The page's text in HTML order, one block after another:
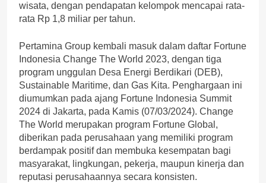
wisata, dengan pendapatan kelompok mencapai rata-
rata Rp 1,8 miliar per tahun.
Pertamina Group kembali masuk dalam daftar Fortune
Indonesia Change The World 2023, dengan tiga
program unggulan Desa Energi Berdikari (DEB),
Sustainable Maritime, dan Gas Kita. Penghargaan ini
diumumkan pada ajang Fortune Indonesia Summit
2024 di Jakarta, pada Kamis (07/03/2024). Change
The World merupakan program Fortune Global,
diberikan pada perusahaan yang memiliki program
berdampak positif dan membuka kesempatan bagi
masyarakat, lingkungan, pekerja, maupun kinerja dan
reputasi perusahaannya secara konsisten.